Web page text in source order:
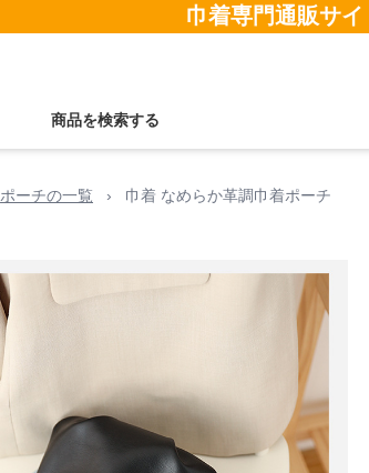
巾着専門通販サ
商品を検索する
ポーチの一覧 › 巾着 なめらか革調巾着ポーチ